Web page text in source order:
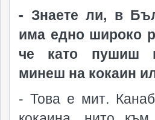
- Знаете ли, в
има едно широко
че като пушиш
минеш на кокаин
- Това е мит.